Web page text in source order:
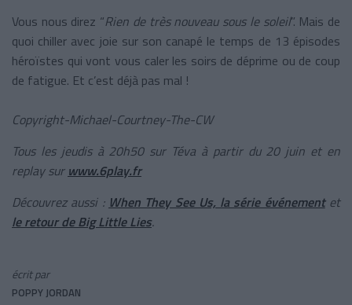
Vous nous direz “Rien de très nouveau sous le soleil”. Mais de
quoi chiller avec joie sur son canapé le temps de 13 épisodes
héroïstes qui vont vous caler les soirs de déprime ou de coup
de fatigue. Et c’est déjà pas mal !
Copyright-Michael-Courtney-The-CW
Tous les jeudis à 20h50 sur Téva à partir du 20 juin et en
replay sur www.6play.fr
Découvrez aussi : When They See Us, la série événementet
le retour de Big Little Lies.
écrit par
POPPY JORDAN